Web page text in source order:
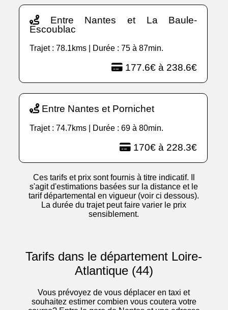
Entre Nantes et La Baule-
Escoublac
Trajet : 78.1kms | Durée : 75 à 87min.
177.6€ à 238.6€
Entre Nantes et Pornichet
Trajet : 74.7kms | Durée : 69 à 80min.
170€ à 228.3€
Ces tarifs et prix sont fournis à titre indicatif. Il
s'agit d'estimations basées sur la distance et le
tarif départemental en vigueur (voir ci dessous).
La durée du trajet peut faire varier le prix
sensiblement.
Tarifs dans le département Loire-
Atlantique (44)
Vous prévoyez de vous déplacer en taxi et
souhaitez estimer combien vous coutera votre